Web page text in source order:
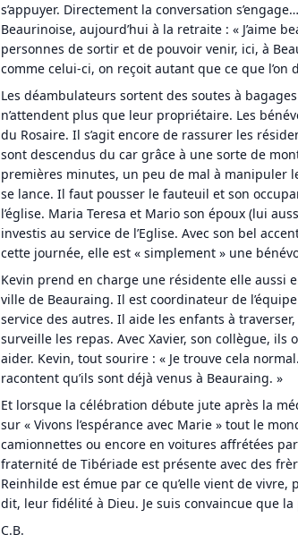
s’appuyer. Directement la conversation
Beaurinoise, aujourd’hui à la retraite : « J’aime
personnes de sortir et de pouvoir venir, ici, à
comme celui-ci, on reçoit autant que ce que l’on
Les déambulateurs sortent des soutes à
n’attendent plus que leur propriétaire. Les
du Rosaire. Il s’agit encore de rassurer les
sont descendus du car grâce à une sorte de
premières minutes, un peu de mal à manipuler
se lance. Il faut pousser le fauteuil et son
l’église. Maria Teresa et Mario son époux (lui
investis au service de l’Eglise. Avec son bel
cette journée, elle est « simplement » une
Kevin prend en charge une résidente elle aussi
ville de Beauraing. Il est coordinateur de
service des autres. Il aide les enfants à
surveille les repas. Avec Xavier, son collègue,
aider. Kevin, tout sourire : « Je trouve cela
racontent qu’ils sont déjà venus à Beauraing. »
Et lorsque la célébration débute jute après la
sur « Vivons l’espérance avec Marie » tout le
camionnettes ou encore en voitures affrétées
fraternité de Tibériade est présente avec des
Reinhilde est émue par ce qu’elle vient de vivre,
dit, leur fidélité à Dieu. Je suis convaincue que
C.B.